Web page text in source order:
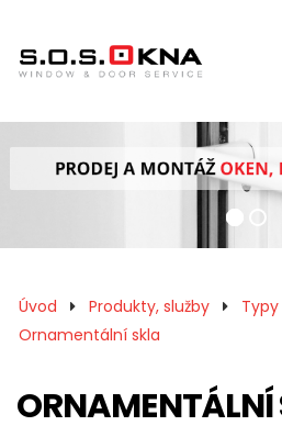
Úvod Produkty, služby
Ornamentální skla
ORNAMENTÁLNÍ